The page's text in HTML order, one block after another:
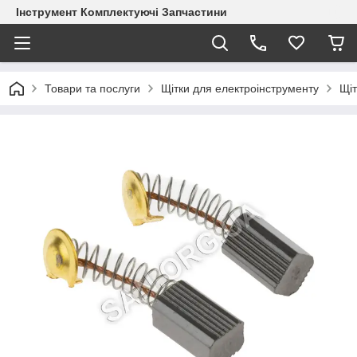
Інструмент Комплектуючі Запчастини
Товари та послуги Щітки для електроінструменту